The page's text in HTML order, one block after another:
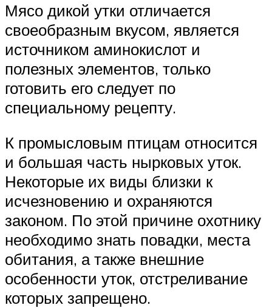
Мясо дикой утки отличается
своеобразным вкусом, является
источником аминокислот и
полезных элементов, только
готовить его следует по
специальному рецепту.
К промысловым птицам относится
и большая часть нырковых уток.
Некоторые их виды близки к
исчезновению и охраняются
законом. По этой причине охотнику
необходимо знать повадки, места
обитания, а также внешние
особенности уток, отстреливание
которых запрещено.